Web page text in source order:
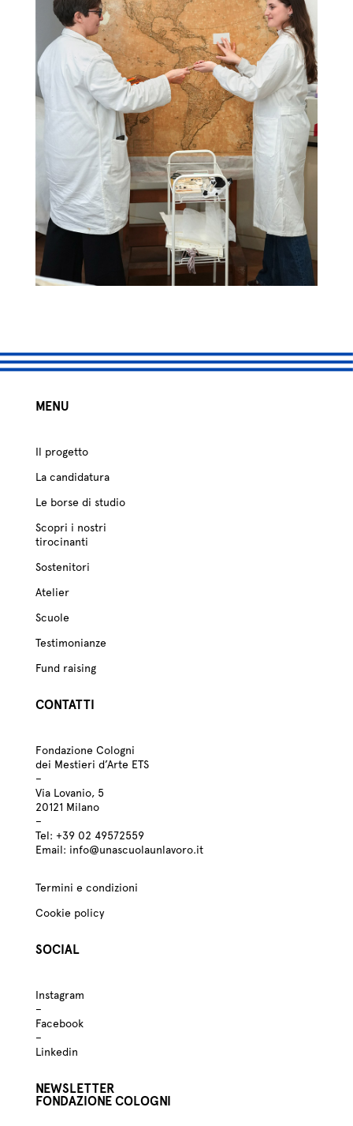
MENU
Il progetto
La candidatura
Le borse di studio
Scopri i nostri
tirocinanti
Sostenitori
Atelier
Scuole
Testimonianze
Fund raising
CONTATTI
Fondazione Cologni
dei Mestieri d’Arte ETS
–
Via Lovanio, 5
20121 Milano
–
Tel: +3902 49572559
Email: info@unascuolaunlavoro.it
Termini e condizioni
Cookie policy
SOCIAL
Instagram
–
Facebook
–
Linkedin
NEWSLETTER
FONDAZIONE COLOGNI